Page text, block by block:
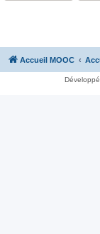
Accueil MOOC